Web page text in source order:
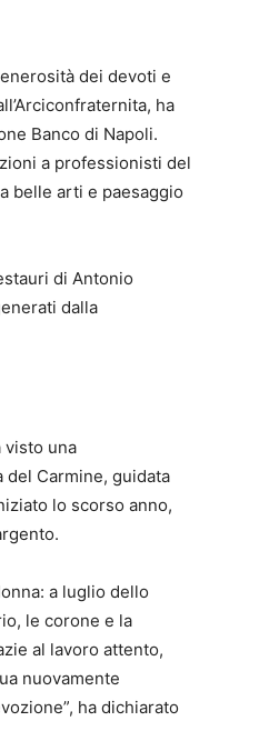
dei devoti e
ha
Banco di Napoli.
a professionisti del
belle arti e paesaggio
di Antonio
dalla
visto una
del Carmine, guidata
lo scorso anno,
a luglio dello
le corone e la
al lavoro attento,
nuovamente
ha dichiarato